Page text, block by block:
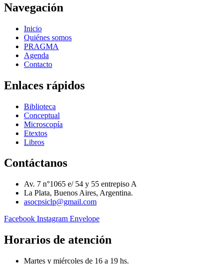
Navegación
Inicio
Quiénes somos
PRAGMA
Agenda
Contacto
Enlaces rápidos
Biblioteca
Conceptual
Microscopía
Etextos
Libros
Contáctanos
Av. 7 n°1065 e/ 54 y 55 entrepiso A
La Plata, Buenos Aires, Argentina.
asocpsiclp@gmail.com
Facebook Instagram Envelope
Horarios de atención
Martes y miércoles de 16 a 19 hs.